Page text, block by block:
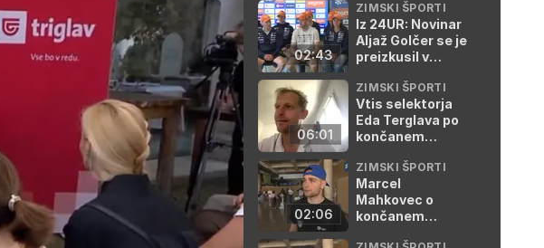
02:43
ZIMSKI ŠPORTI
Iz 24UR: Novinar
Aljaž Golčer se je
preizkusil v
streljanju
06:01
ZIMSKI ŠPORTI
Vtis selektorja
Eda Terglava po
končanem
prvenstvu
02:06
ZIMSKI ŠPORTI
Marcel
Mahkovec o
končanem